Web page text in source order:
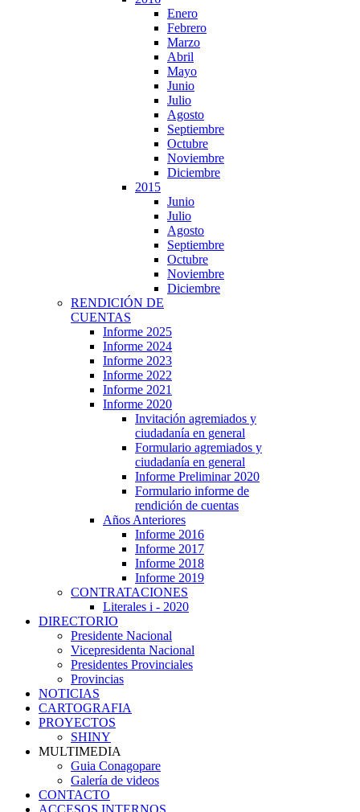
Enero
Febrero
Marzo
Abril
Mayo
Junio
Julio
Agosto
Septiembre
Octubre
Noviembre
Diciembre
2015
Junio
Julio
Agosto
Septiembre
Octubre
Noviembre
Diciembre
RENDICIÓN DE
CUENTAS
Informe 2025
Informe 2024
Informe 2023
Informe 2022
Informe 2021
Informe 2020
Invitación agremiados y
ciudadanía en general
Formulario agremiados y
ciudadanía en general
Informe Preliminar 2020
Formulario informe de
rendición de cuentas
Años Anteriores
Informe 2016
Informe 2017
Informe 2018
Informe 2019
CONTRATACIONES
Literales i - 2020
DIRECTORIO
Presidente Nacional
Vicepresidenta Nacional
Presidentes Provinciales
Provincias
NOTICIAS
CARTOGRAFIA
PROYECTOS
SHINY
MULTIMEDIA
Guia Conagopare
Galería de videos
CONTACTO
ACCESOS INTERNOS